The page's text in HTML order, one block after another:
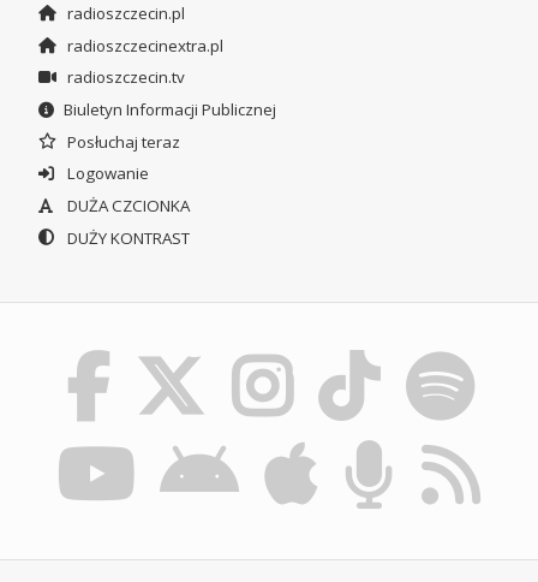
radioszczecin.pl
radioszczecinextra.pl
radioszczecin.tv
Biuletyn Informacji Publicznej
Posłuchaj teraz
Logowanie
DUŻA CZCIONKA
DUŻY KONTRAST